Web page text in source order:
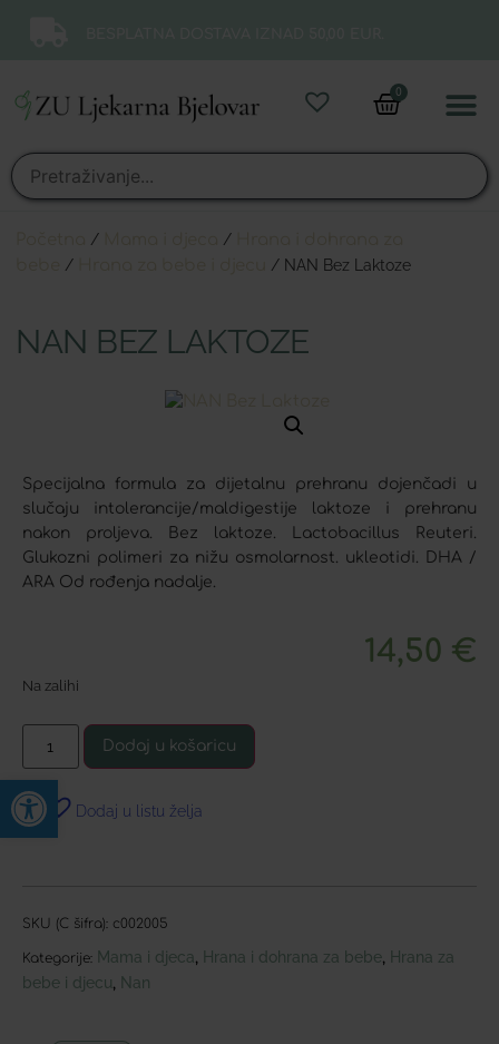
Open toolbar
0
/ /
/ / NAN Bez Laktoze
NAN BEZ LAKTOZE
Specijalna formula za dijetalnu prehranu dojenčadi u
slučaju intolerancije/maldigestije laktoze i prehranu
nakon proljeva. Bez laktoze. Lactobacillus Reuteri.
Glukozni polimeri za nižu osmolarnost. ukleotidi. DHA /
ARA Od rođenja nadalje.
14,50 €
Na zalihi
Dodaj u košaricu
Dodaj u listu želja
SKU (C šifra): c002005
Kategorije: Mama i djeca Hrana i dohrana za bebe Hrana za
bebe i djecu Nan